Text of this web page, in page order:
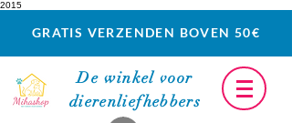
2015
GRATIS VERZENDEN BOVEN 50€
De winkel voor
dierenliefhebbers